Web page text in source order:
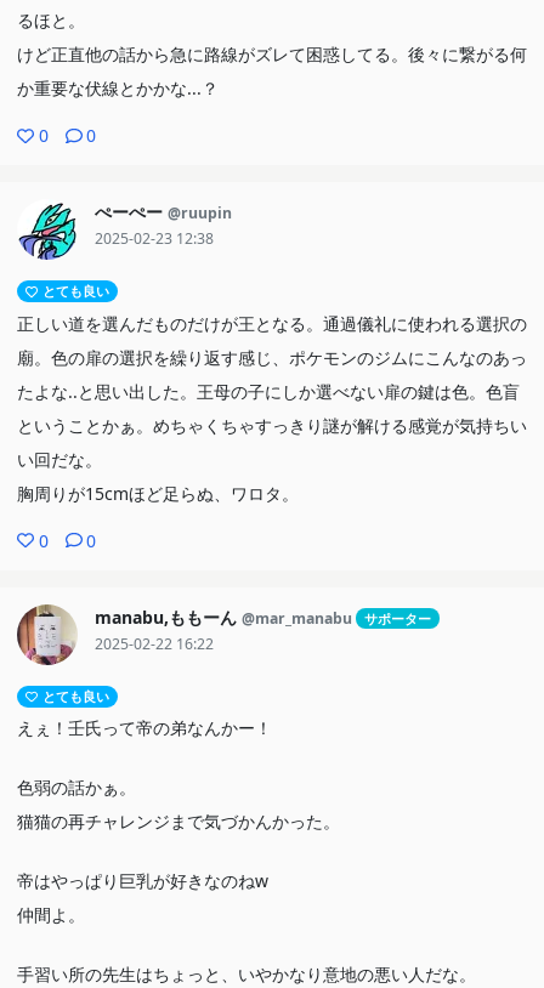
るほと。
けど正直他の話から急に路線がズレて困惑してる。後々に繋がる何
か重要な伏線とかかな...？
0 0
ぺーぺー @ruupin
2025-02-23 12:38
とても良い
正しい道を選んだものだけが王となる。通過儀礼に使われる選択の
廟。色の扉の選択を繰り返す感じ、ポケモンのジムにこんなのあっ
たよな..と思い出した。王母の子にしか選べない扉の鍵は色。色盲
ということかぁ。めちゃくちゃすっきり謎が解ける感覚が気持ちい
い回だな。
胸周りが15cmほど足らぬ、ワロタ。
0 0
manabu,ももーん @mar_manabu サポーター
2025-02-22 16:22
とても良い
えぇ！壬氏って帝の弟なんかー！
色弱の話かぁ。
猫猫の再チャレンジまで気づかんかった。
帝はやっぱり巨乳が好きなのねw
仲間よ。
手習い所の先生はちょっと、いやかなり意地の悪い人だな。